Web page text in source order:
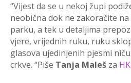
“Vijest da se u nekoj župi
neobična dok ne zakoračite
parku, a tek u detaljima
vjere, vrijednih ruku, ruku
glasova ujedinjenih pjesmi
crkve. “Piše Tanja Maleš za